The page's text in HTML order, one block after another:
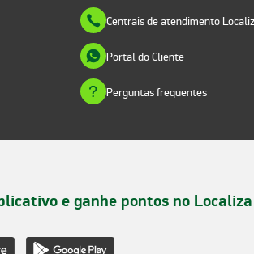
Centrais de atendimento
Portal do Cliente
Perguntas frequentes
e ganhe pontos no